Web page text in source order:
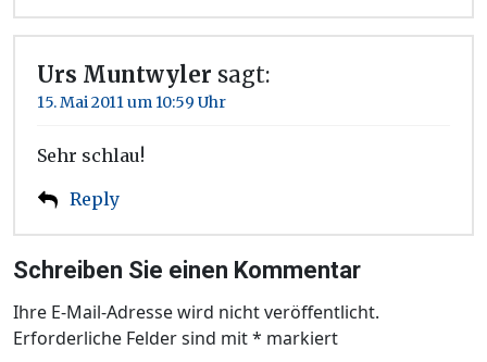
Urs Muntwyler sagt:
15. Mai 2011 um 10:59 Uhr
Sehr schlau!
Reply
Schreiben Sie einen Kommentar
Ihre E-Mail-Adresse wird nicht veröffentlicht.
Erforderliche Felder sind mit* markiert